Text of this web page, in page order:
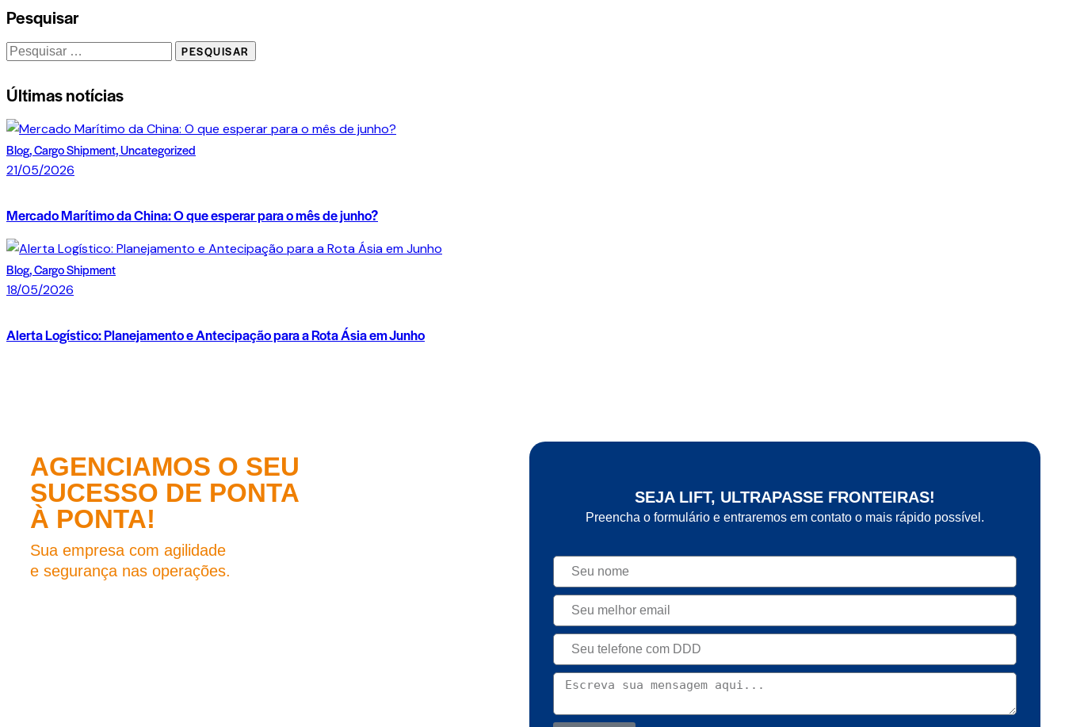
Pesquisar
Últimas notícias
Blog,Cargo Shipment,Uncategorized
21/05/2026
Mercado Marítimo da China: O que esperar para o mês de junho?
Blog,Cargo Shipment
18/05/2026
Alerta Logístico: Planejamento e Antecipação para a Rota Ásia em Junho
AGENCIAMOS O SEU
SUCESSO DE PONTA
À PONTA!
Sua empresa com agilidade
e segurança nas operações.
SEJA LIFT, ULTRAPASSE FRONTEIRAS!
Preencha o formulário e entraremos em contato o mais rápido possível.